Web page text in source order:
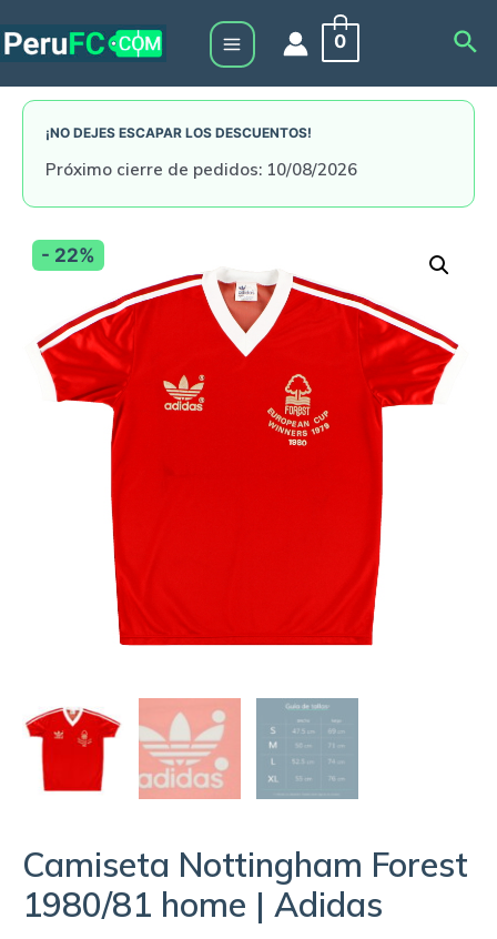
to
Main
Menu
0
¡NO DEJES ESCAPAR LOS DESCUENTOS!
Próximo cierre de pedidos: 10/08/2026
- 22%
Camiseta Nottingham Forest
1980/81 home | Adidas